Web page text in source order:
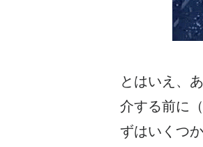
とはいえ、
介する前に
ずはいくつ